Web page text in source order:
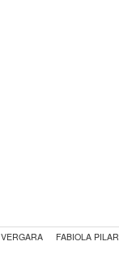
VERGARA FABIOLA PILAR